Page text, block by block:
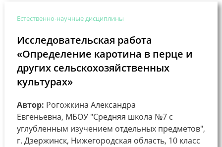
Естественно-научные дисциплины
Исследовательская работа
«Определение каротина в перце и
других сельскохозяйственных
культурах»
Автор: Рогожкина Александра
Евгеньевна, МБОУ "Средняя школа №7 с
углубленным изучением отдельных предметов",
г. Дзержинск, Нижегородская область, 10 класс